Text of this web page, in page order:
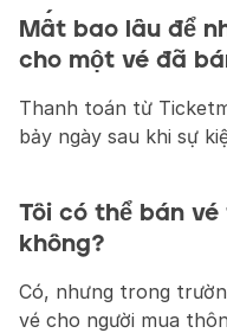
Mất bao lâu để
cho một vé đã
Thanh toán từ
bảy ngày sau khi sự
Tôi có thể bán
không?
Có, nhưng trong
vé cho người mua